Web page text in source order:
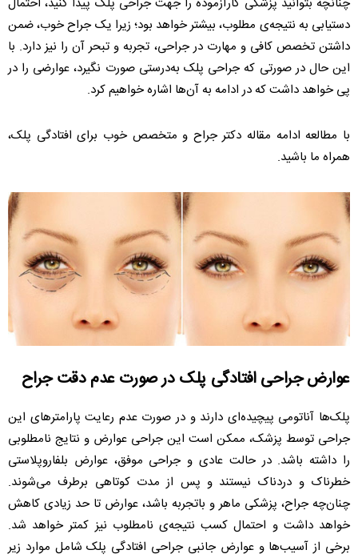
دستیابی به نتیجه‌ی مطلوب، بیشتر خواهد بود؛ زیرا یک جراح خوب، ضمن
داشتن تخصص کافی و مهارت در جراحی، تجربه و تبحر آن‌ را نیز دارد. با
این حال در صورتی که جراحی پلک به‌درستی صورت نگیرد، عوارضی را در
پی خواهد داشت که در ادامه به آن‌ها اشاره خواهیم کرد.
با مطالعه ادامه مقاله دکتر جراح و متخصص خوب برای افتادگی پلک،
همراه ما باشید.
عوارض جراحی افتادگی پلک در صورت عدم دقت جراح
پلک‌ها آناتومی پیچیده‌ای دارند و در صورت عدم رعایت پارامترهای این
جراحی توسط پزشک، ممکن است این جراحی عوارض و نتایج نامطلوبی
را داشته باشد. در حالت عادی و جراحی موفق، عوارض بلفاروپلاستی
خطرناک و دردناک نیستند و پس از مدت کوتاهی برطرف می‌شوند.
چنان‌چه جراح، پزشکی ماهر و باتجربه باشد، عوارض تا حد زیادی کاهش
خواهد داشت و احتمال کسب نتیجه‌ی نامطلوب نیز کمتر خواهد شد.
برخی از آسیب‌ها و عوارض جانبی جراحی افتادگی پلک شامل موارد زیر